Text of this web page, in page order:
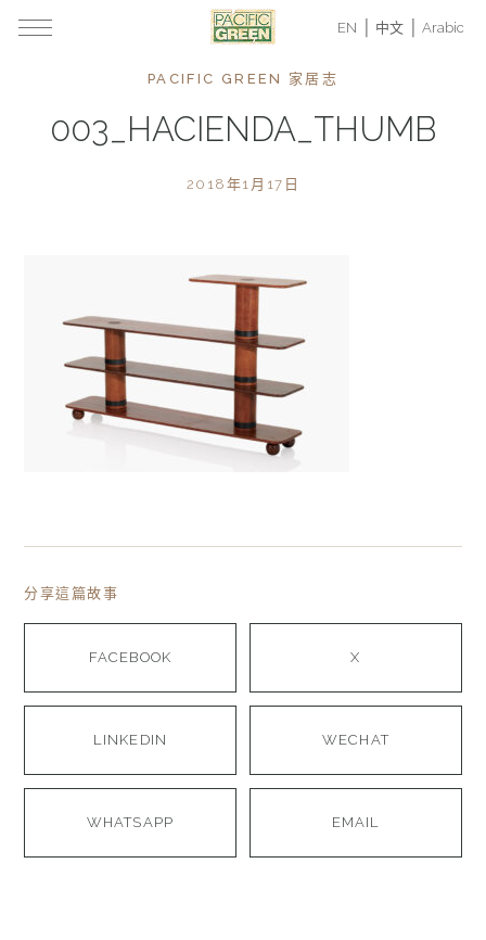
EN 中文 Arabic
PACIFIC GREEN 家居志
003_HACIENDA_THUMB
2018年1月17日
分享這篇故事
FACEBOOK X
LINKEDIN WECHAT
WHATSAPP EMAIL